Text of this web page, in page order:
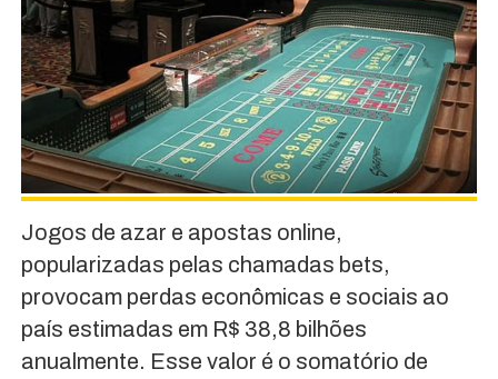
Jogos de azar e apostas online,
popularizadas pelas chamadas bets,
provocam perdas econômicas e sociais ao
país estimadas em R$ 38,8 bilhões
anualmente. Esse valor é o somatório de